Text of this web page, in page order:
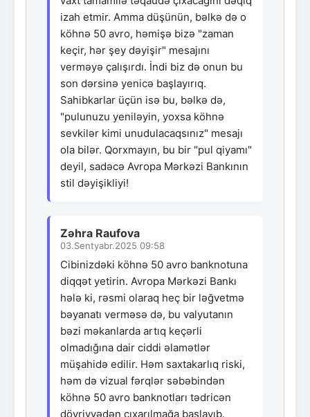
izah etmir. Amma düşünün, bəlkə də o
köhnə 50 avro, həmişə bizə "zaman
keçir, hər şey dəyişir" mesajını
verməyə çalışırdı. İndi biz də onun bu
son dərsinə yenicə başlayırıq.
Sahibkarlar üçün isə bu, bəlkə də,
"pulunuzu yeniləyin, yoxsa köhnə
sevkilər kimi unudulacaqsınız" mesajı
ola bilər. Qorxmayın, bu bir "pul qiyamı"
deyil, sadəcə Avropa Mərkəzi Bankının
stil dəyişikliyi!
Zəhra Raufova
03.Sentyabr.2025 09:58
Cibinizdəki köhnə 50 avro banknotuna
diqqət yetirin. Avropa Mərkəzi Bankı
hələ ki, rəsmi olaraq heç bir ləğvetmə
bəyanatı verməsə də, bu valyutanın
bəzi məkanlarda artıq keçərli
olmadığına dair ciddi əlamətlər
müşahidə edilir. Həm saxtakarlıq riski,
həm də vizual fərqlər səbəbindən
köhnə 50 avro banknotları tədricən
dövriyyədən çıxarılmağa başlayıb.